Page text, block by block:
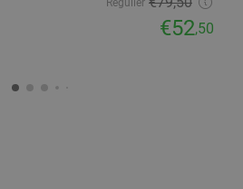
Regulier
€52,50